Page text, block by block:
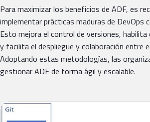
Para maximizar los beneficios de ADF, es
implementar prácticas maduras de DevOps
Esto mejora el control de versiones,
y facilita el despliegue y colaboración entre
Adoptando estas metodologías, las
gestionar ADF de forma ágil y escalable.